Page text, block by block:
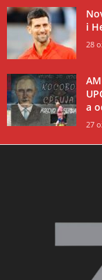
i
28
a
27